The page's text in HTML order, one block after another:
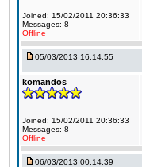
Joined: 15/02/2011 20:36:33
Messages: 8
Offline
05/03/2013 16:14:55
komandos
Joined: 15/02/2011 20:36:33
Messages: 8
Offline
06/03/2013 00:14:39